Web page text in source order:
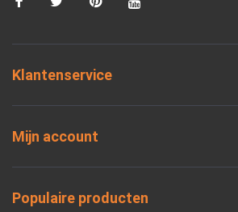
Klantenservice
Mijn account
Populaire producten